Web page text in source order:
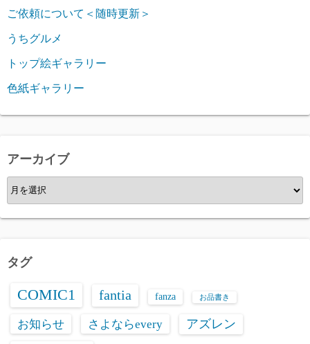
ご依頼について＜随時更新＞
うちグルメ
トップ絵ギャラリー
色紙ギャラリー
アーカイブ
ア
ー
カ
ブ
タグ
COMIC1 fantia fanza お品書き
お知らせ さよならevery アズレン